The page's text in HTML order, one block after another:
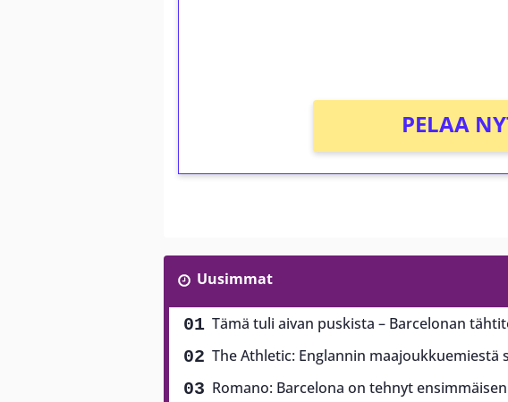
PELAA
Uusimmat
Tämä tuli aivan puskista – Barcelonan
The Athletic: Englannin maajoukkuemiestä
Romano: Barcelona on tehnyt